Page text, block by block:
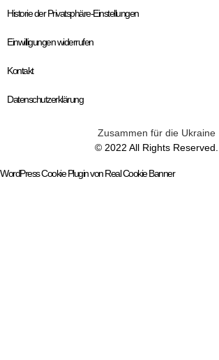
Historie der Privatsphäre-Einstellungen
Einwilligungen widerrufen
Kontakt
Datenschutzerklärung
Zusammen für die Ukraine
© 2022 All Rights Reserved.
WordPress Cookie Plugin von Real Cookie Banner